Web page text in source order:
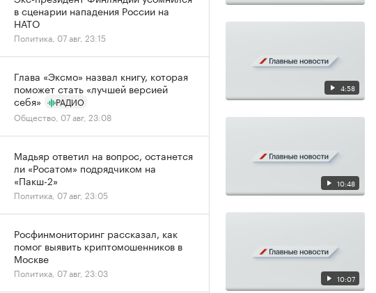
4:58
10:48
10:07
в сценарии нападения России на
НАТО
Политика, 07 авг, 23:15
Глава «Эксмо» назвал книгу, которая
поможет стать «лучшей версией
себя»
РАДИО
Общество, 07 авг, 23:08
Мадьяр ответил на вопрос, останется
ли «Росатом» подрядчиком на
«Пакш-2»
Политика, 07 авг, 23:05
Росфинмониторинг рассказал, как
помог выявить криптомошенников в
Москве
Политика, 07 авг, 23:03